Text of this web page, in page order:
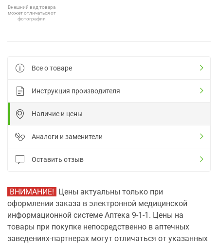
Внешний вид товара
может отличаться от
фотографии
Все о товаре
Инструкция производителя
Наличие и цены
Аналоги и заменители
Оставить отзыв
ВНИМАНИЕ! Цены актуальны только при
оформлении заказа в электронной медицинской
информационной системе Аптека 9-1-1. Цены на
товары при покупке непосредственно в аптечных
заведениях-партнерах могут отличаться от указанных